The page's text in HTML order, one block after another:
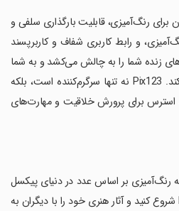
برای رنگ‌آمیزی، قابلیت بارگذاری سلفی و
و رابط کاربری شفاف و کاربرپسند
زنده شما را به چالش می‌کشد و به شما
در بهبود دانش رنگ‌ها کمک می‌کند. Pix123 نه تنها سرگرم‌کننده است، بلکه
برای پرورش خلاقیت و مهارت‌های
رنگ‌آمیزی بر اساس عدد در دنیای پیکسل
لذت ببرید. امروز با دانلود Pix123 شروع کنید و آثار هنری خود را با دیگران به